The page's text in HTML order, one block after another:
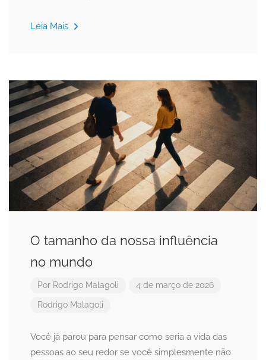
Leia Mais
O tamanho da nossa influência
no mundo
Por Rodrigo Malagoli 4 de março de 2026
Rodrigo Malagoli
Você já parou para pensar como seria a vida das
pessoas ao seu redor se você simplesmente não